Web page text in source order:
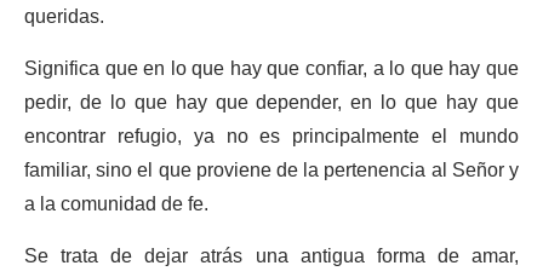
queridas.
Significa que en lo que hay que confiar, a lo que hay que
pedir, de lo que hay que depender, en lo que hay que
encontrar refugio, ya no es principalmente el mundo
familiar, sino el que proviene de la pertenencia al Señor y
a la comunidad de fe.
Se trata de dejar atrás una antigua forma de amar,